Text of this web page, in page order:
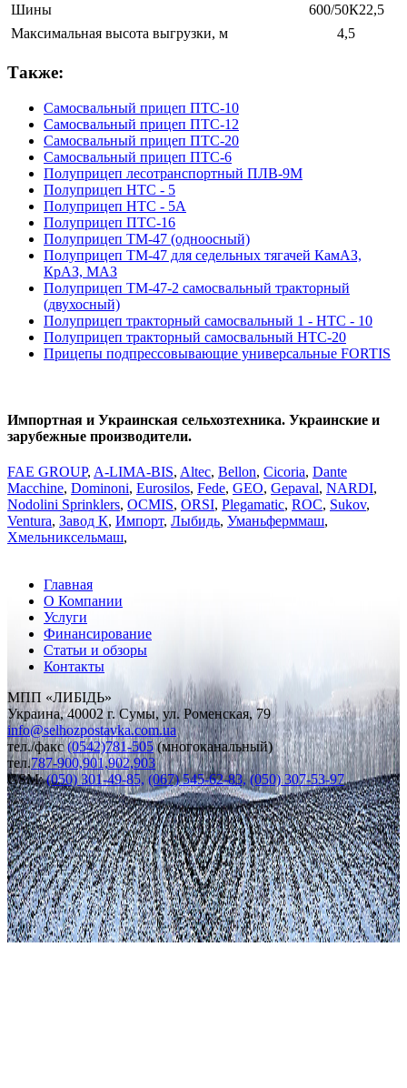
Шины
600/50К22,5
Максимальная высота выгрузки, м
4,5
Также:
Cамосвальный прицеп ПТС-10
Cамосвальный прицеп ПТС-12
Cамосвальный прицеп ПТС-20
Cамосвальный прицеп ПТС-6
Полуприцеп лесотранспортный ПЛВ-9М
Полуприцеп НТС - 5
Полуприцеп НТС - 5A
Полуприцеп ПТС-16
Полуприцеп ТМ-47 (одноосный)
Полуприцеп ТМ-47 для седельных тягачей КамАЗ,
КрАЗ, МАЗ
Полуприцеп ТМ-47-2 самосвальный тракторный
(двухосный)
Полуприцеп тракторный самосвальный 1 - НТС - 10
Полуприцеп тракторный самосвальный НТС-20
Прицепы подпрессовывающие универсальные FORTIS
Импортная и Украинская сельхозтехника. Украинские и
зарубежные производители.
FAE GROUP, A-LIMA-BIS, Altec, Bellon, Cicoria, Dante
Macchine, Dominoni, Eurosilos, Fede, GEO, Gepaval, NARDI,
Nodolini Sprinklers, OCMIS, ORSI, Plegаmatic, ROC, Sukov,
Ventura, Завод К, Импорт, Лыбидь, Уманьферммаш,
Хмельниксельмаш,
Главная
О Компании
Услуги
Финансирование
Статьи и обзоры
Контакты
МПП «ЛИБІДЬ»
Украина, 40002 г. Сумы, ул. Роменская, 79
info@selhozpostavka.com.ua
тел./факс (0542)781-505 (многоканальный)
тел.787-900,901,902,903
GSM:(050) 301-49-85, (067) 545-62-83, (050) 307-53-97